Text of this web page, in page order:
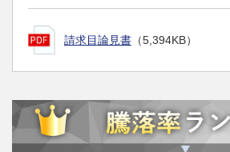
請求目論見書 （5,394KB）